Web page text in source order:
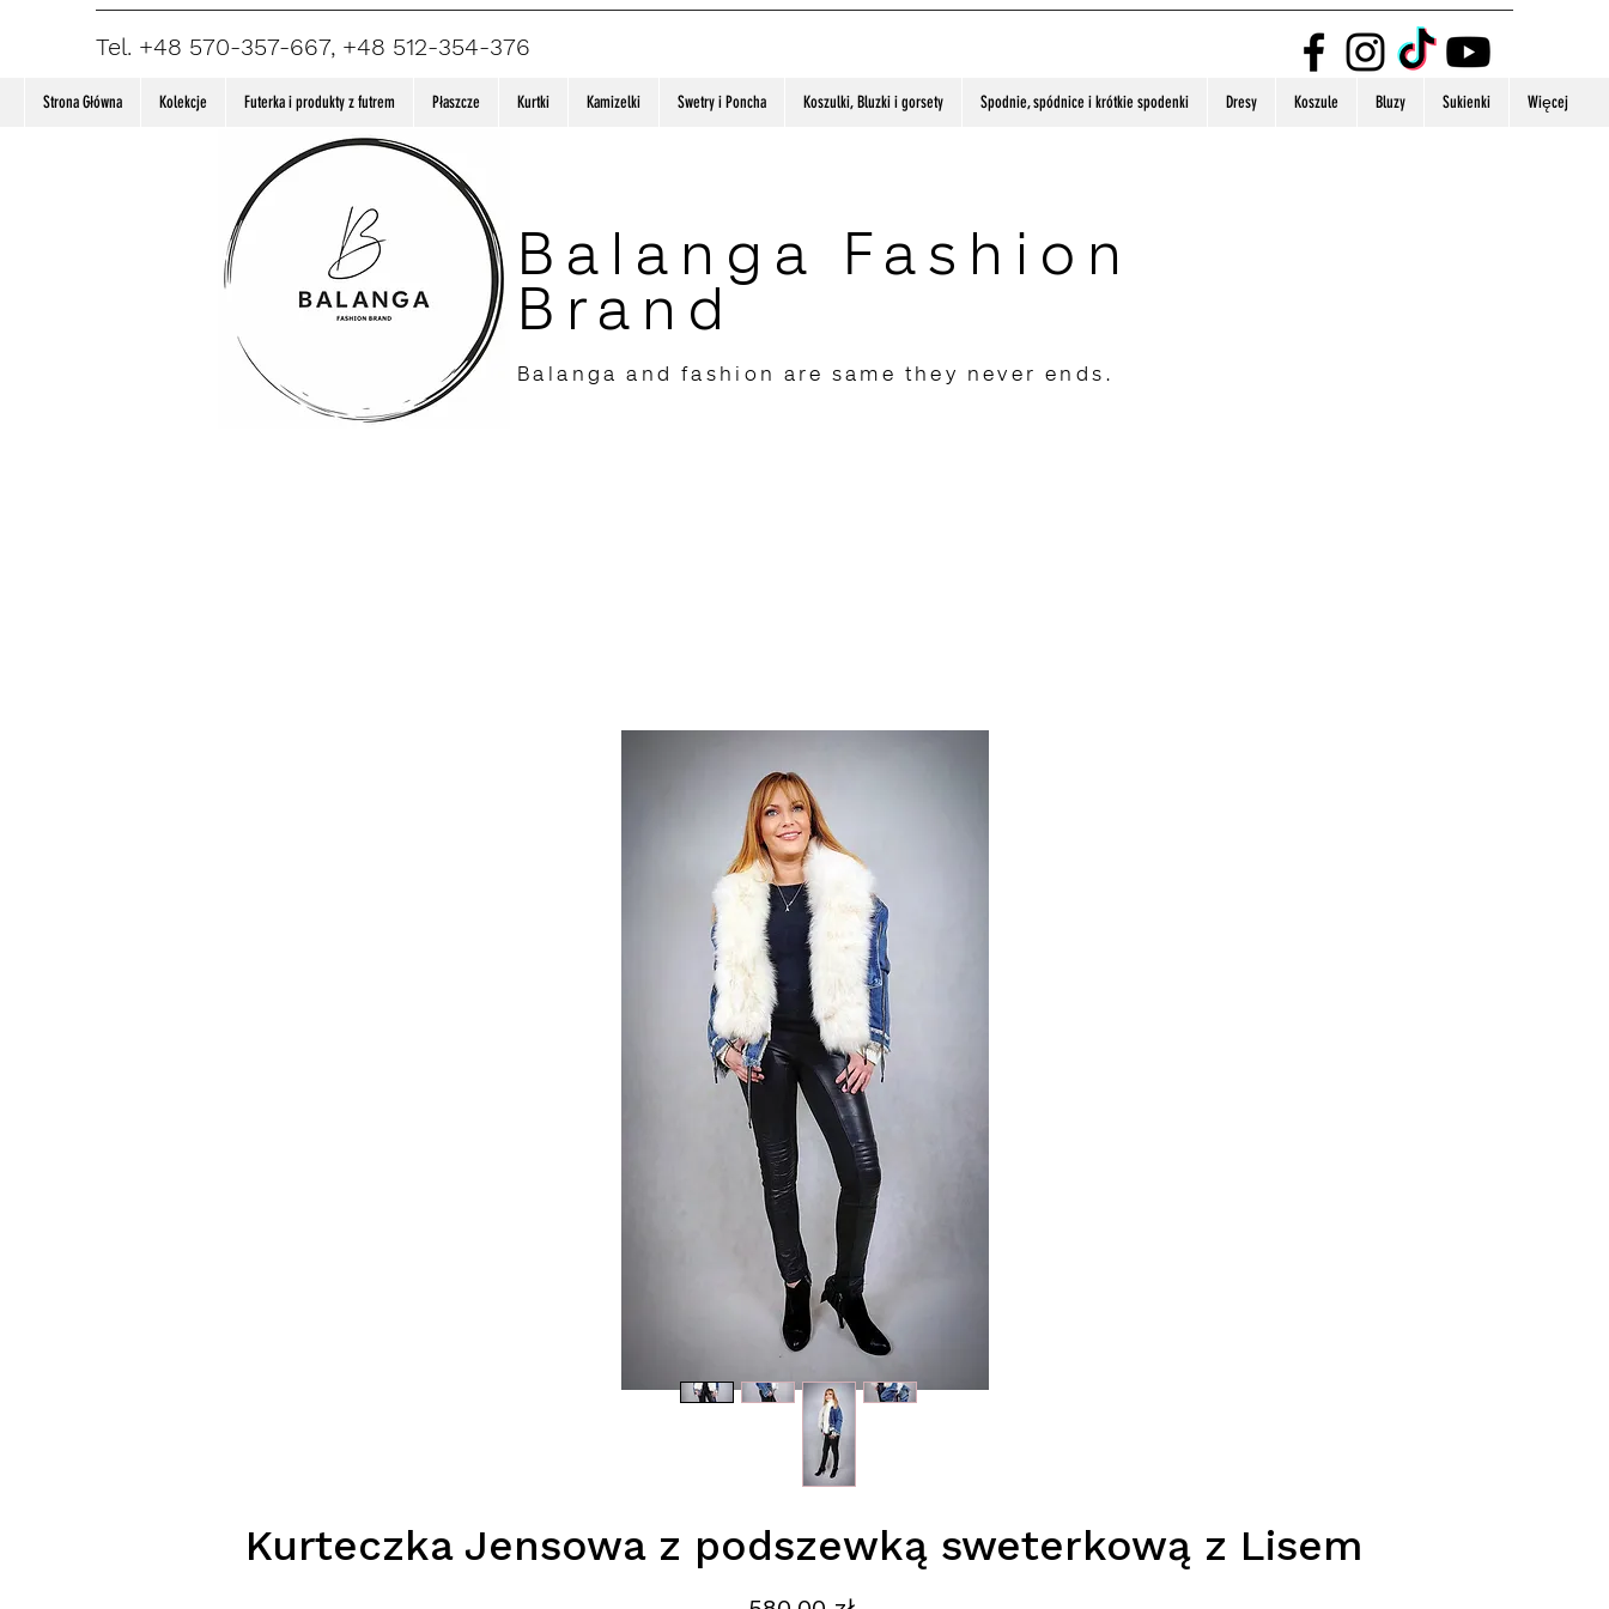
Tel. +48 570-357-667, +48 512-354-376
Strona Główna Kolekcje Futerka i produkty z futrem Płaszcze Kurtki Kamizelki Swetry i Poncha Koszulki, Bluzki i gorsety Spodnie, spódnice i krótkie spodenki Dresy Koszule Bluzy Sukienki Więcej
Balanga Fashion
Brand
Balanga and fashion are same they never ends.
Kurteczka Jensowa z podszewką sweterkową z Lisem